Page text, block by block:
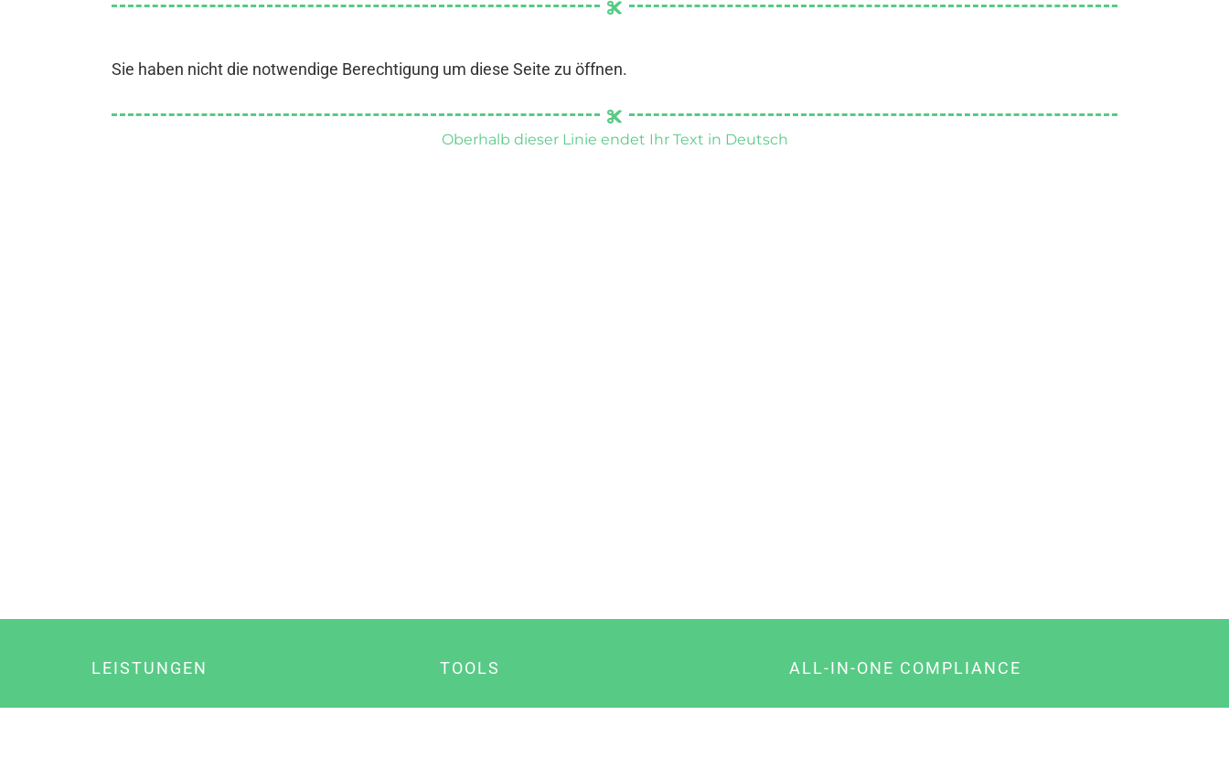
Sie haben nicht die notwendige Berechtigung um diese Seite zu öffnen.
Oberhalb dieser Linie endet Ihr Text in Deutsch
LEISTUNGEN TOOLS ALL-IN-ONE COMPLIANCE